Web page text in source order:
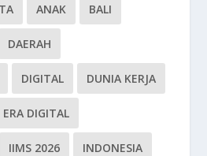
ANAK BALI
DAERAH
DIGITAL DUNIA KERJA
ERA DIGITAL
IIMS 2026 INDONESIA